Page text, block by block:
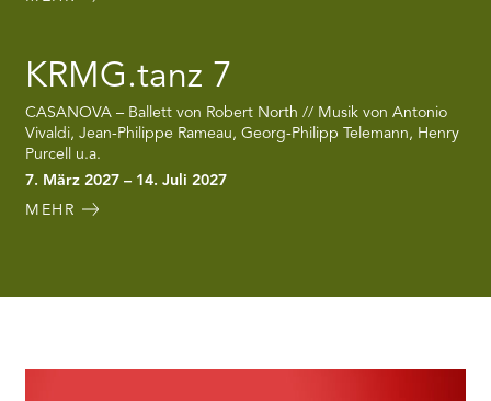
KRMG.tanz 7
CASANOVA – Ballett von Robert North // Musik von Antonio
Vivaldi, Jean-Philippe Rameau, Georg-Philipp Telemann, Henry
Purcell u.a.
7. März 2027 – 14. Juli 2027
MEHR